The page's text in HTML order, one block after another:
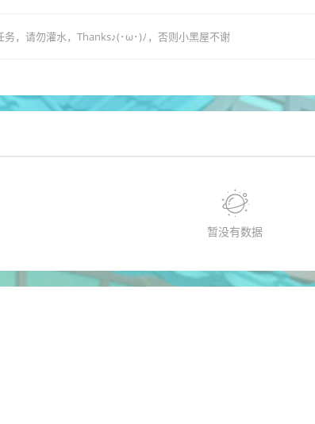
，请勿灌水，Thanks♪(･ω･)ﾉ，否则小黑屋不谢
暂没有数据